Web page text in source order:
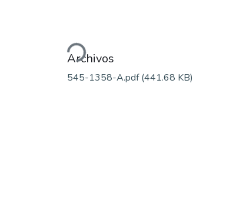
Cargando...
Archivos
545-1358-A.pdf(441.68 KB)